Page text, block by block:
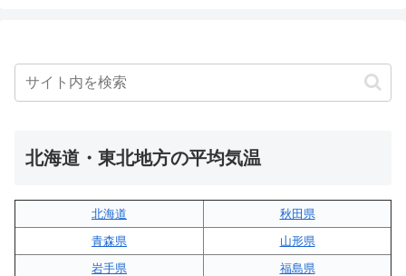
北海道・東北地方の平均気温
北海道
秋田県
青森県
山形県
岩手県
福島県